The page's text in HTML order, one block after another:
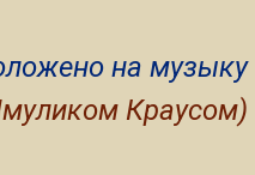
на музыку
Краусом)